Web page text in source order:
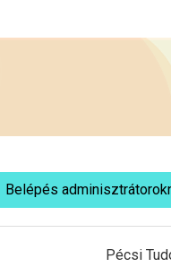
Belépés
Pécsi